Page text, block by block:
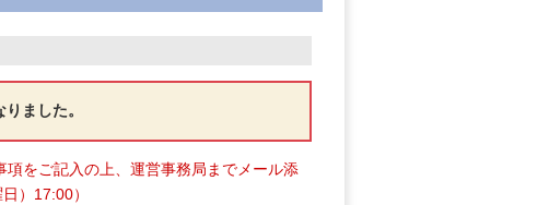
ました。
をご記入の上、運営事務局までメール添
）17:00）